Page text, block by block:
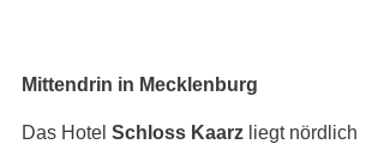
Mittendrin in Mecklenburg
Das Hotel Schloss Kaarz liegt nördlich